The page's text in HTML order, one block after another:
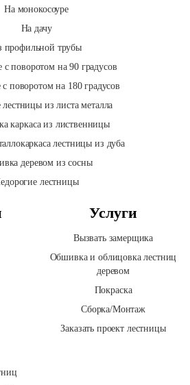
На монокосоуре
На дачу
профильной трубы
с поворотом на 90 градусов
поворотом на 180 градусов
из листа металла
каркаса из лиственницы
лестницы из дуба
деревом из сосны
лестницы
Услуги
Вызвать замерщика
Обшивка и облицовка лестниц
деревом
Покраска
Сборка/Монтаж
Заказать проект лестницы